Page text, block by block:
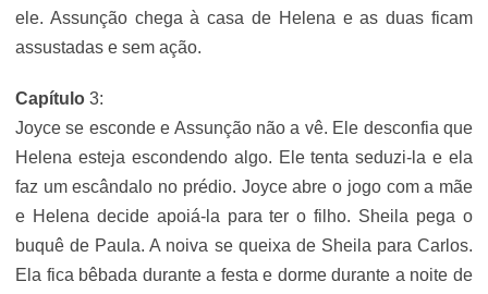
ele. Assunção chega à casa de Helena e as duas ficam
assustadas e sem ação.
Capítulo 3:
Joyce se esconde e Assunção não a vê. Ele desconfia que
Helena esteja escondendo algo. Ele tenta seduzi-la e ela
faz um escândalo no prédio. Joyce abre o jogo com a mãe
e Helena decide apoiá-la para ter o filho. Sheila pega o
buquê de Paula. A noiva se queixa de Sheila para Carlos.
Ela fica bêbada durante a festa e dorme durante a noite de